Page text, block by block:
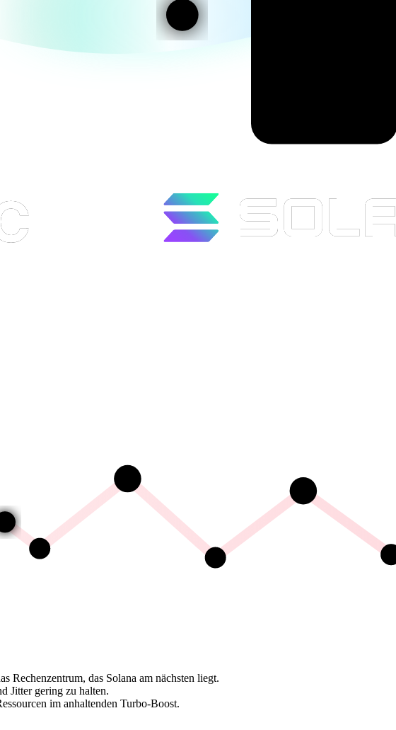
Rechenzentrum, das Solana am nächsten liegt.
Jitter gering zu halten.
im anhaltenden Turbo-Boost.